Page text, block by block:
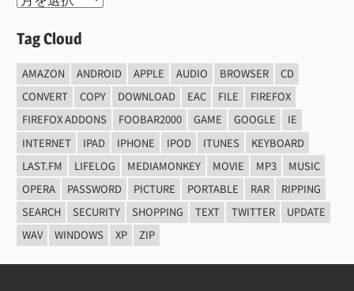
Tag Cloud
AMAZON ANDROID APPLE AUDIO BROWSER
CD
CONVERT
COPY DOWNLOAD EAC FILE
FIREFOX
FIREFOX ADDONS
FOOBAR2000 GAME GOOGLE
IE
INTERNET
IPAD IPHONE IPOD ITUNES
KEYBOARD
LAST.FM
LIFELOG MEDIAMONKEY MOVIE MP3
MUSIC
OPERA
PASSWORD PICTURE PORTABLE RAR
RIPPING
SEARCH
SECURITY SHOPPING TEXT TWITTER
UPDATE
WAV
WINDOWS XP ZIP